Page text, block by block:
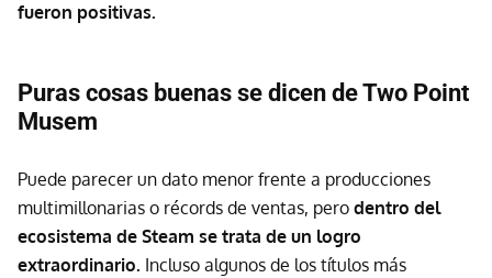
fueron positivas.
Puras cosas buenas se dicen de Two Point
Musem
Puede parecer un dato menor frente a producciones
multimillonarias o récords de ventas, pero dentro del
ecosistema de Steam se trata de un logro
extraordinario. Incluso algunos de los títulos más